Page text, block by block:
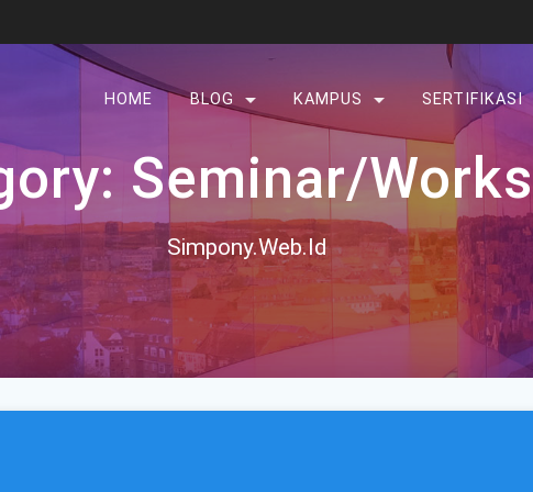
HOME BLOG KAMPUS SERTIFIKASI
Seminar/
Simpony.Web.Id